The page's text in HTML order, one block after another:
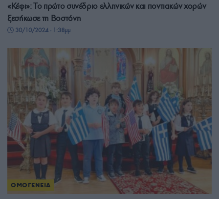
«Κέφι»: Το πρώτο συνέδριο ελληνικών και ποντιακών χορών
ξεσήκωσε τη Βοστόνη
30/10/2024 - 1:38μμ
ΟΜΟΓΕΝΕΙΑ